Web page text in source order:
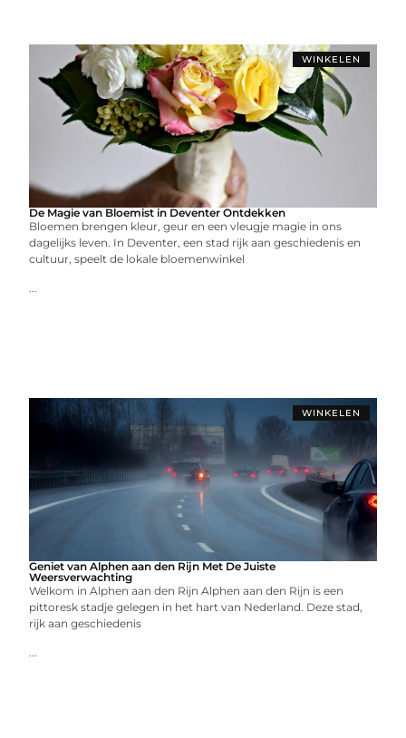
WINKELEN
De Magie van Bloemist in Deventer Ontdekken
Bloemen brengen kleur, geur en een vleugje magie in ons
dagelijks leven. In Deventer, een stad rijk aan geschiedenis en
cultuur, speelt de lokale bloemenwinkel
...
WINKELEN
Geniet van Alphen aan den Rijn Met De Juiste
Weersverwachting
Welkom in Alphen aan den Rijn Alphen aan den Rijn is een
pittoresk stadje gelegen in het hart van Nederland. Deze stad,
rijk aan geschiedenis
...